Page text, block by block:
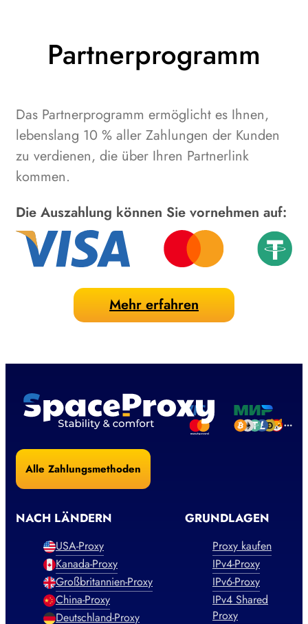
Partnerprogramm
Das Partnerprogramm ermöglicht es Ihnen,
lebenslang 10 % aller Zahlungen der Kunden
zu verdienen, die über Ihren Partnerlink
kommen.
Die Auszahlung können Sie vornehmen auf:
Mehr erfahren
Alle Zahlungsmethoden
NACH LÄNDERN
USA-Proxy
Kanada-Proxy
Großbritannien-Proxy
China-Proxy
Deutschland-Proxy
GRUNDLAGEN
Proxy kaufen
IPv4-Proxy
IPv6-Proxy
IPv4 Shared
Proxy